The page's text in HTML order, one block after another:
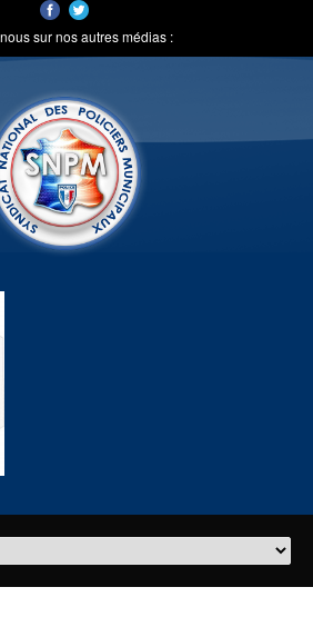
sur nos autres médias :